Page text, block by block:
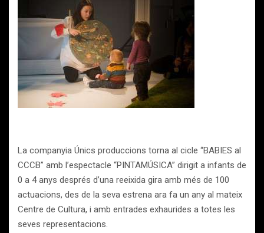
La companyia Únics produccions torna al cicle “BABIES al
CCCB” amb l’espectacle “PINTAMÚSICA” dirigit a infants de
0 a 4 anys després d’una reeixida gira amb més de 100
actuacions, des de la seva estrena ara fa un any al mateix
Centre de Cultura, i amb entrades exhaurides a totes les
seves representacions.